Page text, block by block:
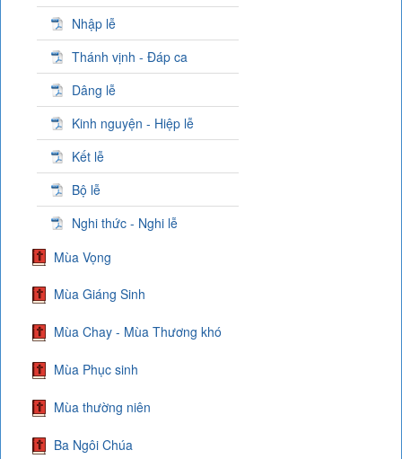
Nhập lễ
Thánh vịnh - Đáp ca
Dâng lễ
Kinh nguyện - Hiệp lễ
Kết lễ
Bộ lễ
Nghi thức - Nghi lễ
Mùa Vọng
Mùa Giáng Sinh
Mùa Chay - Mùa Thương khó
Mùa Phục sinh
Mùa thường niên
Ba Ngôi Chúa